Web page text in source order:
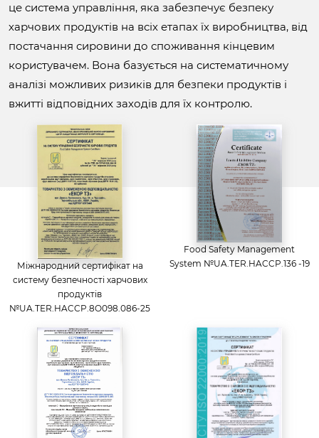
це система управління, яка забезпечує безпеку
харчових продуктів на всіх етапах їх виробництва, від
постачання сировини до споживання кінцевим
користувачем. Вона базується на систематичному
аналізі можливих ризиків для безпеки продуктів і
вжитті відповідних заходів для їх контролю.
Міжнародний сертифікат на
систему безпечності харчових
продуктів
№UA.TER.HACCP.8O098.086-25
Food Safety Management
System №UA.TER.HACCP.136 -19